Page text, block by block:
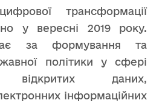
трансформації
у вересні 2019 року.
за формування та
політики у сфері
відкритих даних,
інформаційних